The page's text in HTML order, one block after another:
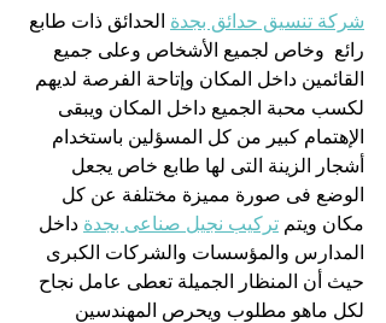
شركة تنسيق حدائق بجدة الحدائق ذات طابع
رائع  وخاص لجميع الأشخاص وعلى جميع
القائمين داخل المكان وإتاحة الفرصة لديهم
لكسب محبة الجميع داخل المكان ويبقى
الإهتمام كبير من كل المسؤلين باستخدام
أشجار الزينة التى لها طابع خاص يجعل
الوضع فى صورة مميزة مختلفة عن كل
مكان ويتم تركيب نجيل صناعى بجدة داخل
المدارس والمؤسسات والشركات الكبرى
حيث أن المنظار الجميلة تعطى عامل نجاح
لكل ماهو مطلوب ويحرص المهندسين